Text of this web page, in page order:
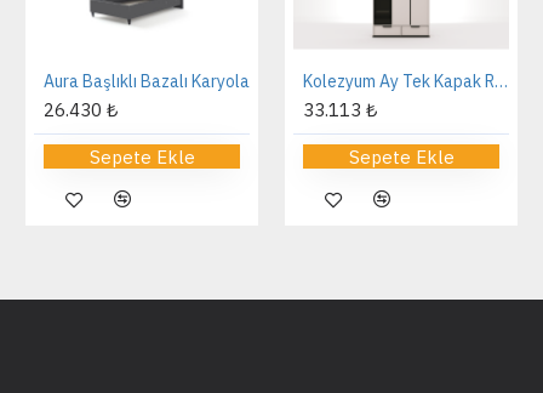
Aura Başlıklı Bazalı Karyola
26.430 ₺
Sepete Ekle
Kolezyum Ay Tek Kapak Reflekte Dolap
33.113 ₺
Sepete Ekle